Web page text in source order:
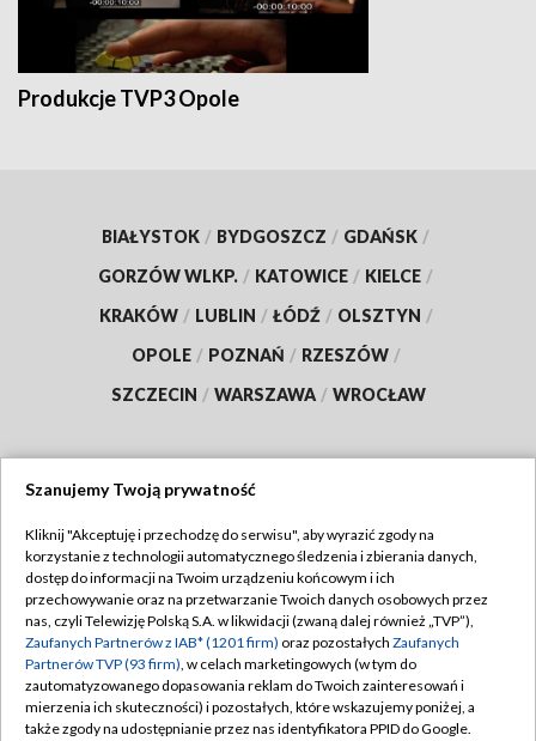
Produkcje TVP3 Opole
BIAŁYSTOK / BYDGOSZCZ / GDAŃSK /
GORZÓW WLKP. / KATOWICE / KIELCE /
KRAKÓW / LUBLIN / ŁÓDŹ / OLSZTYN /
OPOLE / POZNAŃ / RZESZÓW /
SZCZECIN / WARSZAWA / WROCŁAW
TVP
Abonament TVP
Emisja w TVP
Centrum informacji TVP
Naziemna Telewizja Cyfrowa
Regulamin TVP
Polityka prywatności
Moje zgody
Pomoc
Szanujemy Twoją prywatność
Kliknij "Akceptuję i przechodzę do serwisu", aby wyrazić zgody na
korzystanie z technologii automatycznego śledzenia i zbierania danych,
dostęp do informacji na Twoim urządzeniu końcowym i ich
przechowywanie oraz na przetwarzanie Twoich danych osobowych przez
nas, czyli Telewizję Polską S.A. w likwidacji (zwaną dalej również „TVP”),
Zaufanych Partnerów z IAB* (1201 firm) oraz pozostałych Zaufanych
Partnerów TVP (93 firm), w celach marketingowych (w tym do
zautomatyzowanego dopasowania reklam do Twoich zainteresowań i
mierzenia ich skuteczności) i pozostałych, które wskazujemy poniżej, a
także zgody na udostępnianie przez nas identyfikatora PPID do Google.